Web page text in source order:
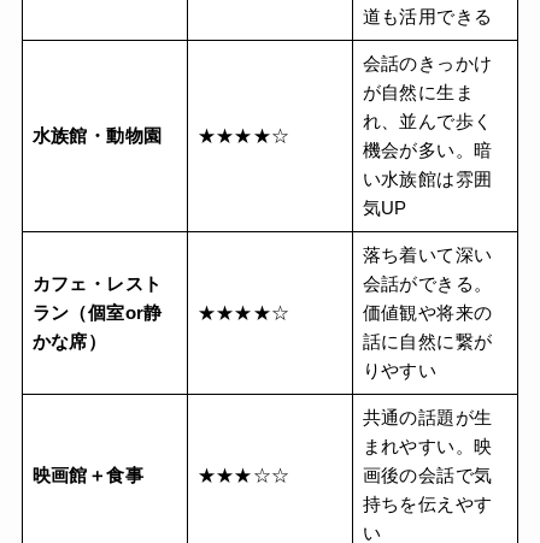
道も活用できる
水族館・動物園 ★★★★☆
会話のきっかけ
が自然に生ま
れ、並んで歩く
機会が多い。暗
い水族館は雰囲
気UP
カフェ・レスト
ラン（個室or静
かな席）
★★★★☆
落ち着いて深い
会話ができる。
価値観や将来の
話に自然に繋が
りやすい
映画館＋食事 ★★★☆☆
共通の話題が生
まれやすい。映
画後の会話で気
持ちを伝えやす
い